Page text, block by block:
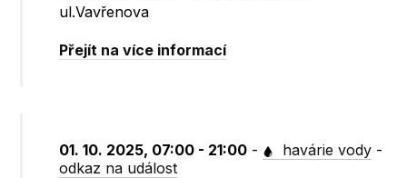
ul.Vavřenova
Přejít na více informací
01. 10. 2025, 07:00 - 21:00 - havárie vody -
odkaz na událost